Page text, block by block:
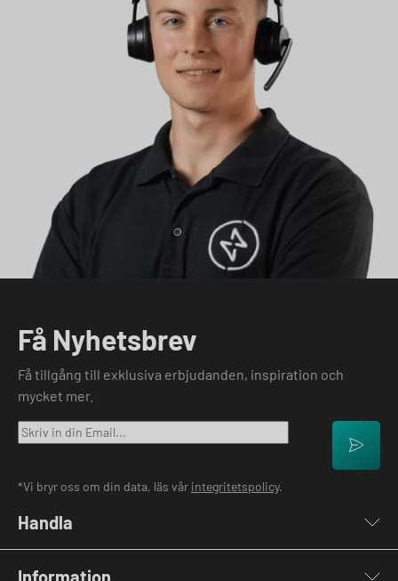
Få Nyhetsbrev
Få tillgång till exklusiva erbjudanden, inspiration och
mycket mer.
*Vi bryr oss om din data, läs vår integritetspolicy.
Handla